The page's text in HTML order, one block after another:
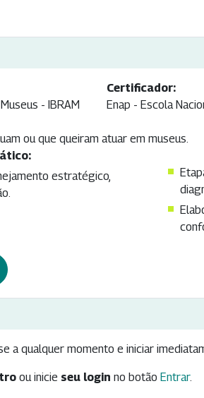
- IBRAM
Certificador:
Enap - Escola
ou que queiram atuar em museus.
estratégico,
a qualquer momento e iniciar
ou inicie seu login no botão Entrar.